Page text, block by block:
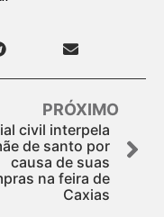
PRÓXIMO
civil interpela
de santo por
causa de suas
na feira de
Caxias